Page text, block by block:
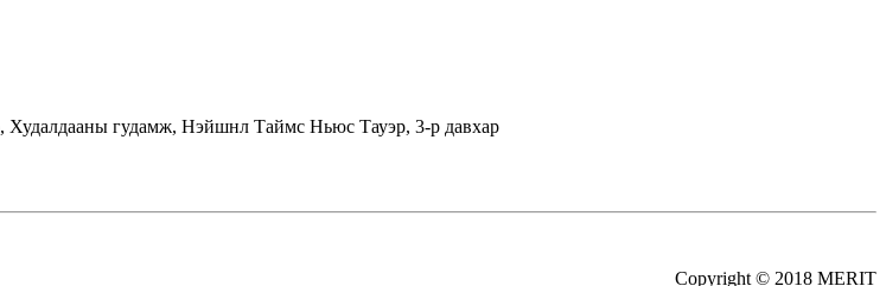
Худалдааны гудамж, Нэйшнл Таймс Ньюс Тауэр, 3-р давхар
Copyright © 2018 MERIT